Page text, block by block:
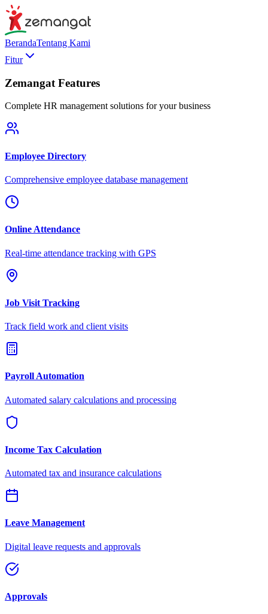
BerandaTentang Kami
Fitur
Zemangat Features
Complete HR management solutions for your business
Employee Directory
Comprehensive employee database management
Online Attendance
Real-time attendance tracking with GPS
Job Visit Tracking
Track field work and client visits
Payroll Automation
Automated salary calculations and processing
Income Tax Calculation
Automated tax and insurance calculations
Leave Management
Digital leave requests and approvals
Approvals